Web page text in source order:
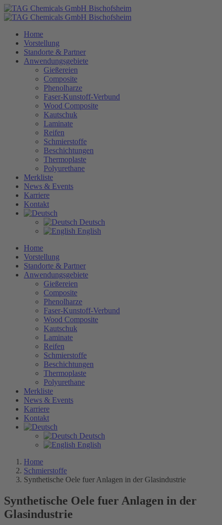
Home
Vorstellung
Standorte & Partner
Anwendungsgebiete
Gießereien
Composite
Phenolharze
Faser-Kunstoff-Verbund
Wood Composite
Kautschuk
Laminate
Reifen
Schmierstoffe
Beschichtungen
Thermoplaste
Polyurethane
Merkliste
News & Events
Karriere
Kontakt
Deutsch
English
Home
Vorstellung
Standorte & Partner
Anwendungsgebiete
Gießereien
Composite
Phenolharze
Faser-Kunstoff-Verbund
Wood Composite
Kautschuk
Laminate
Reifen
Schmierstoffe
Beschichtungen
Thermoplaste
Polyurethane
Merkliste
News & Events
Karriere
Kontakt
Deutsch
English
Home
Schmierstoffe
Synthetische Oele fuer Anlagen in der Glasindustrie
Synthetische Oele fuer Anlagen in der
Glasindustrie